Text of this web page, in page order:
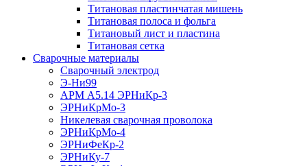
Титановая пластинчатая мишень
Титановая полоса и фольга
Титановый лист и пластина
Титановая сетка
Сварочные материалы
Сварочный электрод
Э-Ни99
АРМ А5.14 ЭРНиКр-3
ЭРНиКрМо-3
Никелевая сварочная проволока
ЭРНиКрМо-4
ЭРНиФеКр-2
ЭРНиКу-7